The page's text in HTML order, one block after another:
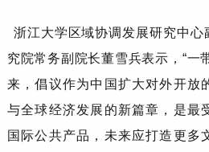
浙江大学区域协调发展研究中心
究院常务副院长董雪兵表示， “一
来，倡议作为中国扩大对外开放
与全球经济发展的新篇章，是最
国际公共产品，未来应打造更多